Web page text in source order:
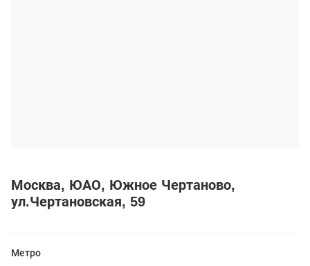
Москва ЮАО
Южное Чертаново
ул.Чертановская, 59
Метро